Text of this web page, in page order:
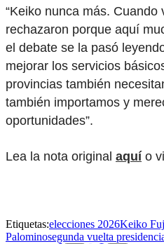
“Keiko nunca más. Cuando
rechazaron porque aquí
el debate se la pasó
mejorar los servicios
provincias también
también importamos y
oportunidades”.
Lea la nota original aquío
Etiquetas:elecciones 2026Keiko
Palominosegunda vuelta